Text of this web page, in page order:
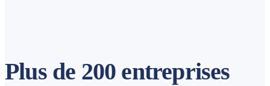
Plus de 200 entreprises